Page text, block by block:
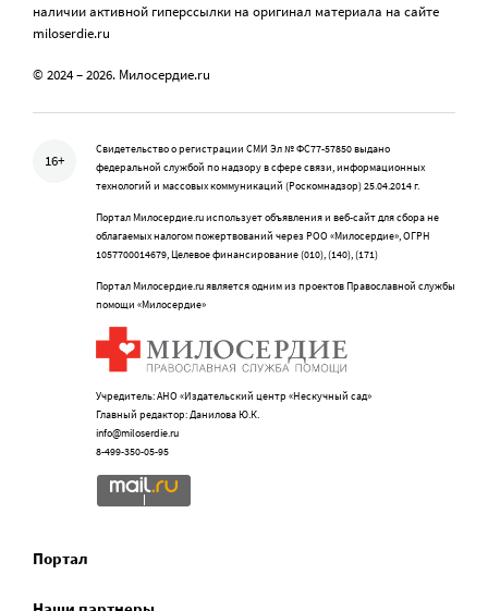
наличии активной гиперссылки на оригинал материала на сайте
miloserdie.ru
© 2024 – 2026. Милосердие.ru
16+
Свидетельство о регистрации СМИ Эл № ФС77-57850 выдано
федеральной службой по надзору в сфере связи, информационных
технологий и массовых коммуникаций (Роскомнадзор) 25.04.2014 г.
Портал Милосердие.ru использует объявления и веб-сайт для сбора не
облагаемых налогом пожертвований через РОО «Милосердие», ОГРН
1057700014679, Целевое финансирование (010), (140), (171)
Портал Милосердие.ru является одним из проектов Православной службы
помощи «Милосердие»
Учредитель: АНО «Издательский центр «Нескучный сад»
Главный редактор: Данилова Ю.К.
info@miloserdie.ru
8-499-350-05-95
Портал